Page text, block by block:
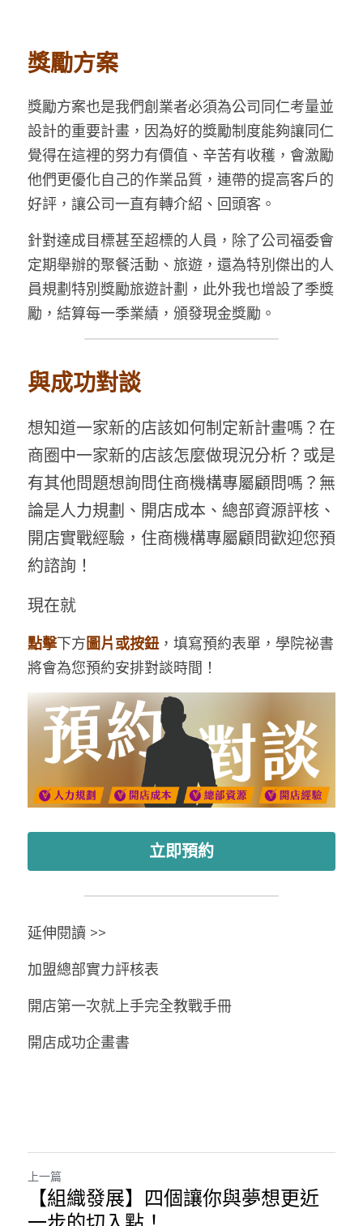
獎勵方案
獎勵方案也是我們創業者必須為公司同仁考量並
設計的重要計畫，因為好的獎勵制度能夠讓同仁
覺得在這裡的努力有價值、辛苦有收穫，會激勵
他們更優化自己的作業品質，連帶的提高客戶的
好評，讓公司一直有轉介紹、回頭客。
針對達成目標甚至超標的人員，除了公司福委會
定期舉辦的聚餐活動、旅遊，還為特別傑出的人
員規劃特別獎勵旅遊計劃，此外我也增設了季獎
勵，結算每一季業績，頒發現金獎勵。
與成功對談
想知道一家新的店該如何制定新計畫嗎？在
商圈中一家新的店該怎麼做現況分析？或是
有其他問題想詢問住商機構專屬顧問嗎？無
論是人力規劃、開店成本、總部資源評核、
開店實戰經驗，住商機構專屬顧問歡迎您預
約諮詢！
現在就
點擊下方圖片或按鈕 ，填寫預約表單，學院祕書
將會為您預約安排對談時間！
立即預約
延伸閱讀 >>
加盟總部實力評核表
開店第一次就上手完全教戰手冊
開店成功企畫書
上一篇
【組織發展】四個讓你與夢想更近